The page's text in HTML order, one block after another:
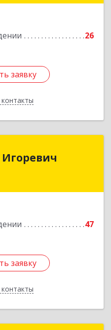
26
заявку
заявку
47
заявку
Тимашевский р-н,
заявку